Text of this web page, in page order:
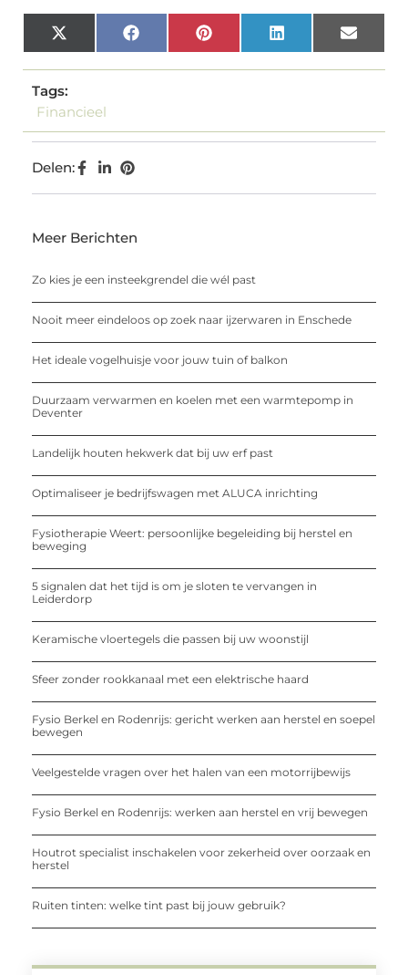
X
(Twitter)
FacebookPinterest LinkedIn Email
Tags:
Financieel
Delen:
Meer Berichten
Zo kies je een insteekgrendel die wél past
Nooit meer eindeloos op zoek naar ijzerwaren in Enschede
Het ideale vogelhuisje voor jouw tuin of balkon
Duurzaam verwarmen en koelen met een warmtepomp in
Deventer
Landelijk houten hekwerk dat bij uw erf past
Optimaliseer je bedrijfswagen met ALUCA inrichting
Fysiotherapie Weert: persoonlijke begeleiding bij herstel en
beweging
5 signalen dat het tijd is om je sloten te vervangen in
Leiderdorp
Keramische vloertegels die passen bij uw woonstijl
Sfeer zonder rookkanaal met een elektrische haard
Fysio Berkel en Rodenrijs: gericht werken aan herstel en soepel
bewegen
Veelgestelde vragen over het halen van een motorrijbewijs
Fysio Berkel en Rodenrijs: werken aan herstel en vrij bewegen
Houtrot specialist inschakelen voor zekerheid over oorzaak en
herstel
Ruiten tinten: welke tint past bij jouw gebruik?